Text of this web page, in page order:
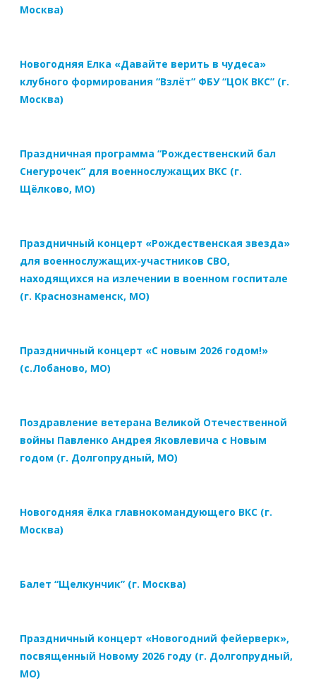
Москва)
Новогодняя Елка «Давайте верить в чудеса»
клубного формирования “Взлёт” ФБУ “ЦОК ВКС” (г.
Москва)
Праздничная программа “Рождественский бал
Снегурочек” для военнослужащих ВКС (г.
Щёлково, МО)
Праздничный концерт «Рождественская звезда»
для военнослужащих-участников СВО,
находящихся на излечении в военном госпитале
(г. Краснознаменск, МО)
Праздничный концерт «С новым 2026 годом!»
(с.Лобаново, МО)
Поздравление ветерана Великой Отечественной
войны Павленко Андрея Яковлевича с Новым
годом (г. Долгопрудный, МО)
Новогодняя ёлка главнокомандующего ВКС (г.
Москва)
Балет “Щелкунчик” (г. Москва)
Праздничный концерт «Новогодний фейерверк»,
посвященный Новому 2026 году (г. Долгопрудный,
МО)